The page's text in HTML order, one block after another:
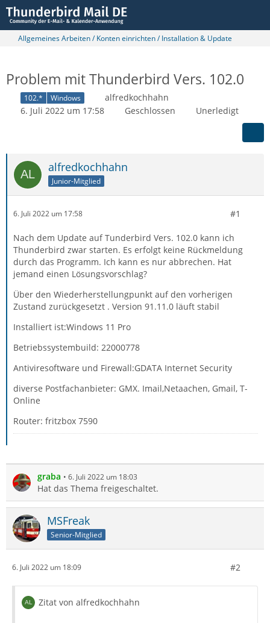
Allgemeines Arbeiten / Konten einrichten / Installation & Update
Problem mit Thunderbird Vers. 102.0
102.* Windows
alfredkochhahn
6. Juli 2022 um 17:58
Geschlossen Unerledigt
alfredkochhahn
Junior-Mitglied
6. Juli 2022 um 17:58 #1
Nach dem Update auf Tunderbird Vers. 102.0 kann ich
Thunderbird zwar starten. Es erfolgt keine Rückmeldung
durch das Programm. Ich kann es nur abbrechen. Hat
jemand einen Lösungsvorschlag?
Über den Wiederherstellungpunkt auf den vorherigen
Zustand zurückgesetzt . Version 91.11.0 läuft stabil
Installiert ist:Windows 11 Pro
Betriebssystembuild: 22000778
Antiviresoftware und Firewall:GDATA Internet Security
diverse Postfachanbieter: GMX. Imail,Netaachen, Gmail, T-
Online
Router: fritzbox 7590
graba 6. Juli 2022 um 18:03
Hat das Thema freigeschaltet.
MSFreak
Senior-Mitglied
6. Juli 2022 um 18:09 #2
Zitat von alfredkochhahn